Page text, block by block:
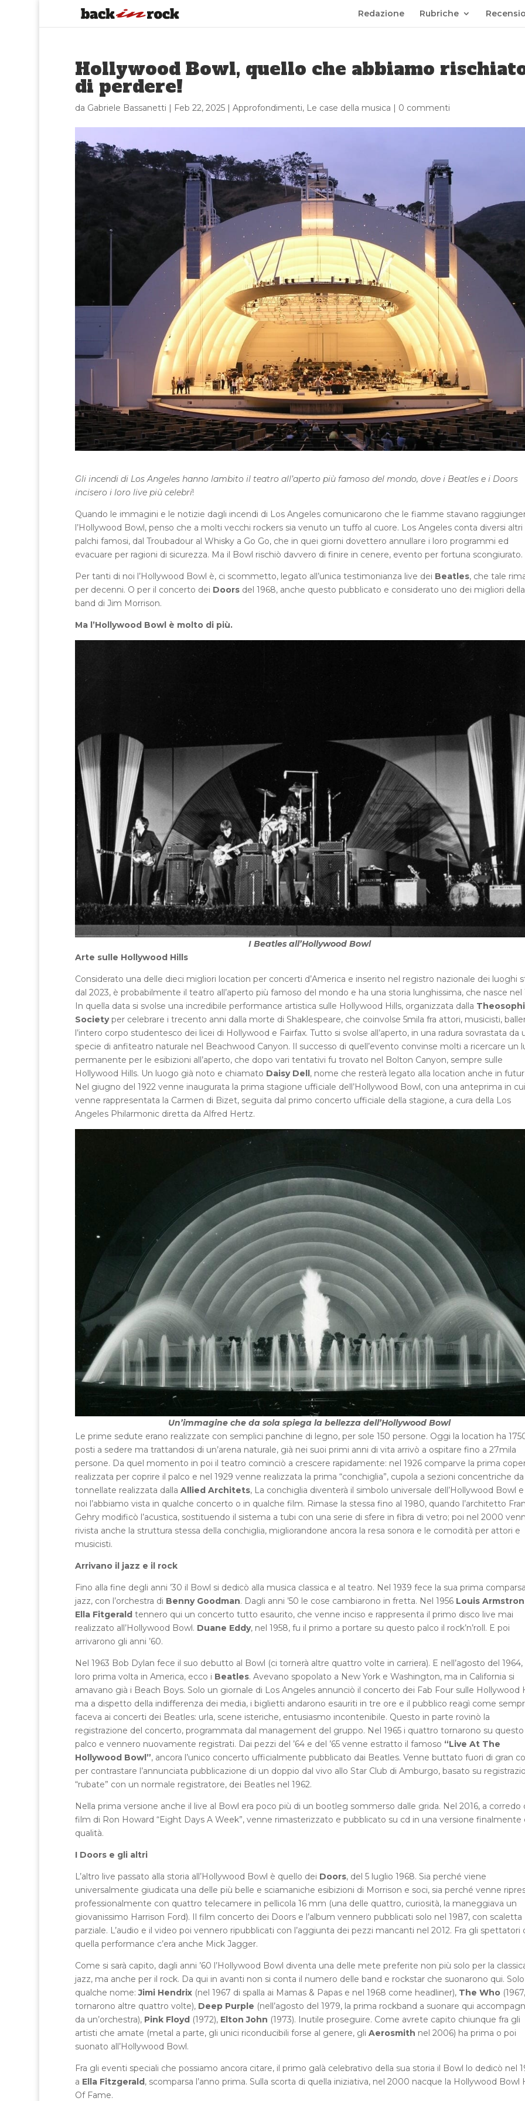
Redazione Rubriche
Hollywood Bowl, quello che abbiamo
di perdere!
da Gabriele Bassanetti | Feb 22, 2025| Approfondimenti, Le case della musica | 0 commenti
Gli incendi di Los Angeles hanno lambito il teatro all’aperto più famoso del mondo, dove i Beatles e i Doors
incisero i loro live più celebri!
Quando le immagini e le notizie dagli incendi di Los Angeles comunicarono che le fiamme stavano
l’Hollywood Bowl, penso che a molti vecchi rockers sia venuto un tuffo al cuore. Los Angeles conta diversi altri
palchi famosi, dal Troubadour al Whisky a Go Go, che in quei giorni dovettero annullare i loro programmi ed
evacuare per ragioni di sicurezza. Ma il Bowl rischiò davvero di finire in cenere, evento per fortuna scongiurato.
Per tanti di noi l’Hollywood Bowl è, ci scommetto, legato all’unica testimonianza live dei Beatles, che tale
per decenni. O per il concerto dei Doorsdel 1968, anche questo pubblicato e considerato uno dei migliori della
band di Jim Morrison.
Ma l’Hollywood Bowl è molto di più.
I Beatles all’Hollywood Bowl
Arte sulle Hollywood Hills
Considerato una delle dieci migliori location per concerti d’America e inserito nel registro nazionale dei luoghi
dal 2023, è probabilmente il teatro all’aperto più famoso del mondo e ha una storia lunghissima, che nasce nel
In quella data si svolse una incredibile performance artistica sulle Hollywood Hills, organizzata dalla
Societyper celebrare i trecento anni dalla morte di Shaklespeare, che coinvolse 5mila fra attori, musicisti,
l’intero corpo studentesco dei licei di Hollywood e Fairfax. Tutto si svolse all’aperto, in una radura sovrastata da
specie di anfiteatro naturale nel Beachwood Canyon. Il successo di quell’evento convinse molti a ricercare un
permanente per le esibizioni all’aperto, che dopo vari tentativi fu trovato nel Bolton Canyon, sempre sulle
Hollywood Hills. Un luogo già noto e chiamato Daisy Dell , nome che resterà legato alla location anche in
Nel giugno del 1922 venne inaugurata la prima stagione ufficiale dell’Hollywood Bowl, con una anteprima in cui
venne rappresentata la Carmen di Bizet, seguita dal primo concerto ufficiale della stagione, a cura della Los
Angeles Philarmonic diretta da Alfred Hertz.
Un’immagine che da sola spiega la bellezza dell’Hollywood Bowl
Le prime sedute erano realizzate con semplici panchine di legno, per sole 150 persone. Oggi la location ha
posti a sedere ma trattandosi di un’arena naturale, già nei suoi primi anni di vita arrivò a ospitare fino a 27mila
persone. Da quel momento in poi il teatro cominciò a crescere rapidamente: nel 1926 comparve la prima
realizzata per coprire il palco e nel 1929 venne realizzata la prima “conchiglia”, cupola a sezioni concentriche da
tonnellate realizzata dalla Allied Architets, La conchiglia diventerà il simbolo universale dell’Hollywood Bowl
noi l’abbiamo vista in qualche concerto o in qualche film. Rimase la stessa fino al 1980, quando l’architetto
Gehry modificò l’acustica, sostituendo il sistema a tubi con una serie di sfere in fibra di vetro; poi nel 2000
rivista anche la struttura stessa della conchiglia, migliorandone ancora la resa sonora e le comodità per attori e
musicisti.
Arrivano il jazz e il rock
Fino alla fine degli anni ’30 il Bowl si dedicò alla musica classica e al teatro. Nel 1939 fece la sua prima
jazz, con l’orchestra di Benny Goodman. Dagli anni ’50 le cose cambiarono in fretta. Nel 1956 Louis
Ella Fitgerald tennero qui un concerto tutto esaurito, che venne inciso e rappresenta il primo disco live mai
realizzato all’Hollywood Bowl. Duane Eddy, nel 1958, fu il primo a portare su questo palco il rock’n’roll. E poi
arrivarono gli anni ’60.
Nel 1963 Bob Dylan fece il suo debutto al Bowl (ci tornerà altre quattro volte in carriera). E nell’agosto del 1964,
loro prima volta in America, ecco i Beatles. Avevano spopolato a New York e Washington, ma in California si
amavano già i Beach Boys. Solo un giornale di Los Angeles annunciò il concerto dei Fab Four sulle Hollywood
ma a dispetto della indifferenza dei media, i biglietti andarono esauriti in tre ore e il pubblico reagì come
faceva ai concerti dei Beatles: urla, scene isteriche, entusiasmo incontenibile. Questo in parte rovinò la
registrazione del concerto, programmata dal management del gruppo. Nel 1965 i quattro tornarono su questo
palco e vennero nuovamente registrati. Dai pezzi del ’64 e del ’65 venne estratto il famoso “Live At The
Hollywood Bowl”, ancora l’unico concerto ufficialmente pubblicato dai Beatles. Venne buttato fuori di gran
per contrastare l’annunciata pubblicazione di un doppio dal vivo allo Star Club di Amburgo, basato su
“rubate” con un normale registratore, dei Beatles nel 1962.
Nella prima versione anche il live al Bowl era poco più di un bootleg sommerso dalle grida. Nel 2016, a corredo
film di Ron Howard “Eight Days A Week”, venne rimasterizzato e pubblicato su cd in una versione finalmente
qualità.
I Doors e gli altri
L’altro live passato alla storia all’Hollywood Bowl è quello dei Doors, del 5 luglio 1968. Sia perché viene
universalmente giudicata una delle più belle e sciamaniche esibizioni di Morrison e soci, sia perché venne
professionalmente con quattro telecamere in pellicola 16 mm (una delle quattro, curiosità, la maneggiava un
giovanissimo Harrison Ford). Il film concerto dei Doors e l’album vennero pubblicati solo nel 1987, con scaletta
parziale. L’audio e il video poi vennero ripubblicati con l’aggiunta dei pezzi mancanti nel 2012. Fra gli spettatori
quella performance c’era anche Mick Jagger.
Come si sarà capito, dagli anni ’60 l’Hollywood Bowl diventa una delle mete preferite non più solo per la
jazz, ma anche per il rock. Da qui in avanti non si conta il numero delle band e rockstar che suonarono qui. Solo
qualche nome:Jimi Hendrix(nel 1967 di spalla ai Mamas & Papas e nel 1968 come headliner), The Who
tornarono altre quattro volte), Deep Purple (nell’agosto del 1979, la prima rockband a suonare qui
da un’orchestra), Pink Floyd (1972), Elton John (1973). Inutile proseguire. Come avrete capito chiunque fra gli
artisti che amate (metal a parte, gli unici riconducibili forse al genere, gli Aerosmith nel 2006) ha prima o poi
suonato all’Hollywood Bowl.
Fra gli eventi speciali che possiamo ancora citare, il primo galà celebrativo della sua storia il Bowl lo dedicò nel
a Ella Fitzgerald , scomparsa l’anno prima. Sulla scorta di quella iniziativa, nel 2000 nacque la Hollywood Bowl
Of Fame.